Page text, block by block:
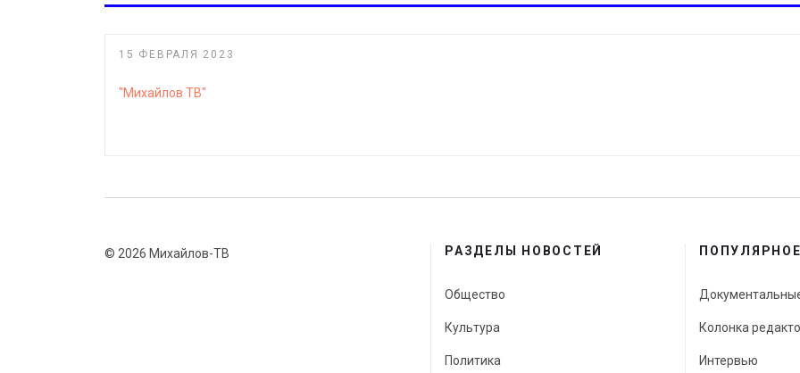
15 ФЕВРАЛЯ 2023
"Михайлов ТВ"
© 2026 Михайлов-ТВ РАЗДЕЛЫ НОВОСТЕЙ
Общество
Культура
Политика
Колонка
Интервью